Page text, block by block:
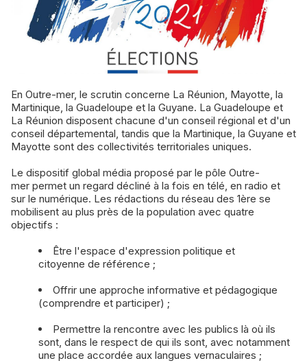
En Outre-mer, le scrutin concerne La Réunion, Mayotte, la
Martinique, la Guadeloupe et la Guyane. La Guadeloupe et
La Réunion disposent chacune d'un conseil régional et d'un
conseil départemental, tandis que la Martinique, la Guyane et
Mayotte sont des collectivités territoriales uniques.
Le dispositif global média proposé par le pôle Outre-
mer permet un regard décliné à la fois en télé, en radio et
sur le numérique. Les rédactions du réseau des 1ère se
mobilisent au plus près de la population avec quatre
objectifs :
Être l'espace d'expression politique et
citoyenne de référence ;
Offrir une approche informative et pédagogique
(comprendre et participer) ;
Permettre la rencontre avec les publics là où ils
sont, dans le respect de qui ils sont, avec notamment
une place accordée aux langues vernaculaires ;